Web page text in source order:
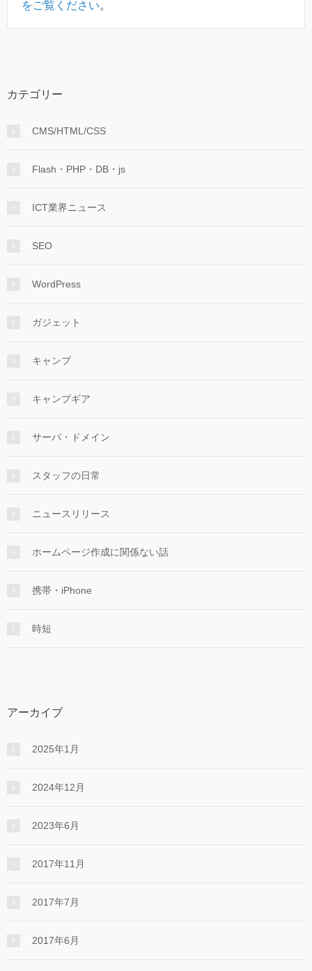
をご覧ください。
カテゴリー
CMS/HTML/CSS
Flash・PHP・DB・js
ICT業界ニュース
SEO
WordPress
ガジェット
キャンプ
キャンプギア
サーバ・ドメイン
スタッフの日常
ニュースリリース
ホームページ作成に関係ない話
携帯・iPhone
時短
アーカイブ
2025年1月
2024年12月
2023年6月
2017年11月
2017年7月
2017年6月